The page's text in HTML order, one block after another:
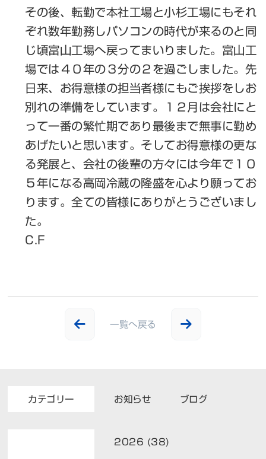
その後、転勤で本社工場と小杉工場にもそれ
ぞれ数年勤務しパソコンの時代が来るのと同
じ頃富山工場へ戻ってまいりました。富山工
場では４０年の３分の２を過ごしました。先
日来、お得意様の担当者様にもご挨拶をしお
別れの準備をしています。１２月は会社にと
って一番の繁忙期であり最後まで無事に勤め
あげたいと思います。そしてお得意様の更な
る発展と、会社の後輩の方々には今年で１０
５年になる高岡冷蔵の隆盛を心より願ってお
ります。全ての皆様にありがとうございまし
た。
C.F
一覧へ戻る
カテゴリー お知らせ ブログ
2026 (38)